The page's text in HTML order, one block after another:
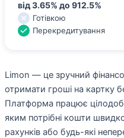
від 3.65% до 912.5%
Готівкою
Перекредитування
Limon — це зручний
отримати гроші на картку
Платформа працює
яким потрібні кошти
рахунків або будь-які